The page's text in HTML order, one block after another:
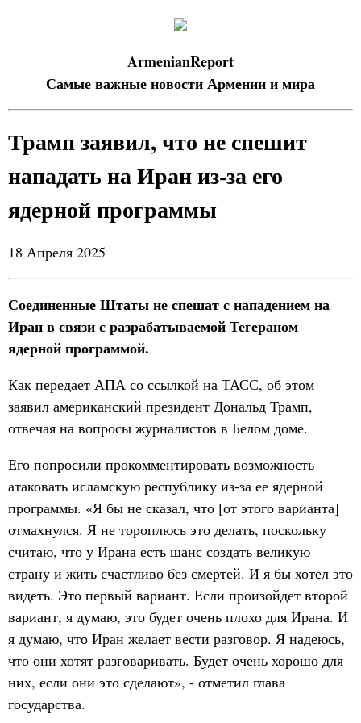
ArmenianReport
Самые важные новости Армении и мира
Трамп заявил, что не спешит
нападать на Иран из-за его
ядерной программы
18 Апреля 2025
Соединенные Штаты не спешат с нападением на
Иран в связи с разрабатываемой Тегераном
ядерной программой.
Как передает АПА со ссылкой на ТАСС, об этом
заявил американский президент Дональд Трамп,
отвечая на вопросы журналистов в Белом доме.
Его попросили прокомментировать возможность
атаковать исламскую республику из-за ее ядерной
программы. «Я бы не сказал, что [от этого варианта]
отмахнулся. Я не тороплюсь это делать, поскольку
считаю, что у Ирана есть шанс создать великую
страну и жить счастливо без смертей. И я бы хотел это
видеть. Это первый вариант. Если произойдет второй
вариант, я думаю, это будет очень плохо для Ирана. И
я думаю, что Иран желает вести разговор. Я надеюсь,
что они хотят разговаривать. Будет очень хорошо для
них, если они это сделают», - отметил глава
государства.